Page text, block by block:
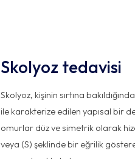
Skolyoz tedavisi
Skolyoz, kişinin sırtına
ile karakterize edilen yapısal bir
omurlar düz ve simetrik olarak
veya (S) şeklinde bir eğrilik